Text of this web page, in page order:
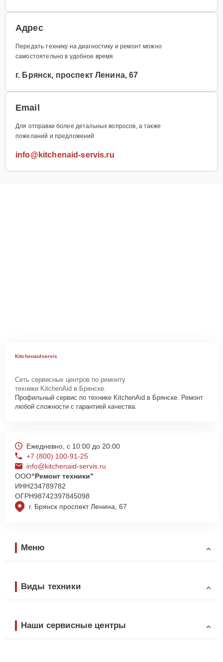
Адрес
Передать технику на диагностику и ремонт можно
самостоятельно в удобное время
г. Брянск, проспект Ленина, 67
Email
Для отправки более детальных вопросов, а также
пожеланий и предложений
info@kitchenaid-servis.ru
Kitchenaidservis
Сеть сервисных центров по ремонту
техники KitchenAid в Брянске.
Профильный сервис по технике KitchenAid в Брянске. Ремонт
любой сложности с гарантией качества.
г. Брянск проспект Ленина, 67
Ежедневно, с 10:00 до 20:00
+7 (800) 100-91-25
info@kitchenaid-servis.ru
ООО“Ремонт техники”
ИНН234789782
ОГРН98742397845098
Меню
Виды техники
Наши сервисные центры